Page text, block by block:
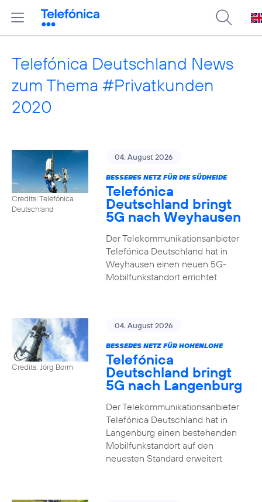
Telefónica Deutschland News
zum Thema #Privatkunden
2020
Credits: Telefónica
Deutschland
04. August 2026
BESSERES NETZ FÜR DIE SÜDHEIDE
Telefónica
Deutschland bringt
5G nach Weyhausen
Der Telekommunikationsanbieter
Telefónica Deutschland hat in
Weyhausen einen neuen 5G-
Mobilfunkstandort errichtet
Credits: Jörg Borm
04. August 2026
BESSERES NETZ FÜR HOHENLOHE
Telefónica
Deutschland bringt
5G nach Langenburg
Der Telekommunikationsanbieter
Telefónica Deutschland hat in
Langenburg einen bestehenden
Mobilfunkstandort auf den
neuesten Standard erweitert